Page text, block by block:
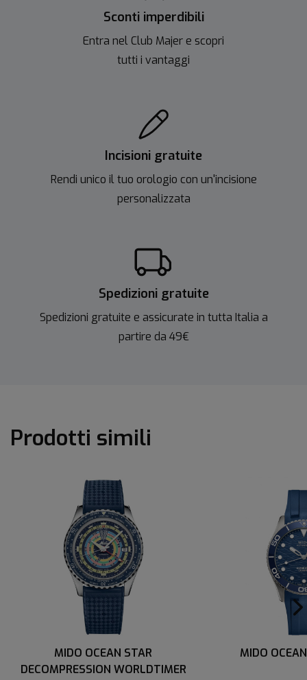
Sconti imperdibili
Entra nel Club Majer e scopri
tutti i vantaggi
Incisioni gratuite
Rendi unico il tuo orologio con un'incisione
personalizzata
Spedizioni gratuite
Spedizioni gratuite e assicurate in tutta Italia a
partire da 49€
Prodotti simili
MIDO OCEAN STAR
DECOMPRESSION WORLDTIMER
MIDO